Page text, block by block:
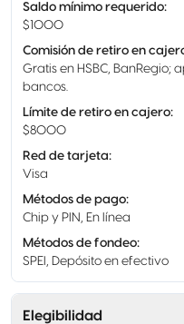
Saldo mínimo requerido:
$1000
Comisión de retiro en
Gratis en HSBC,
bancos.
Límite de retiro en cajero:
$8000
Red de tarjeta:
Visa
Métodos de pago:
Chip y PIN, En línea
Métodos de fondeo:
SPEI, Depósito en efectivo
Elegibilidad